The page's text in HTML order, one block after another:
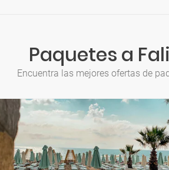
Paquetes a
Encuentra las mejores ofertas de